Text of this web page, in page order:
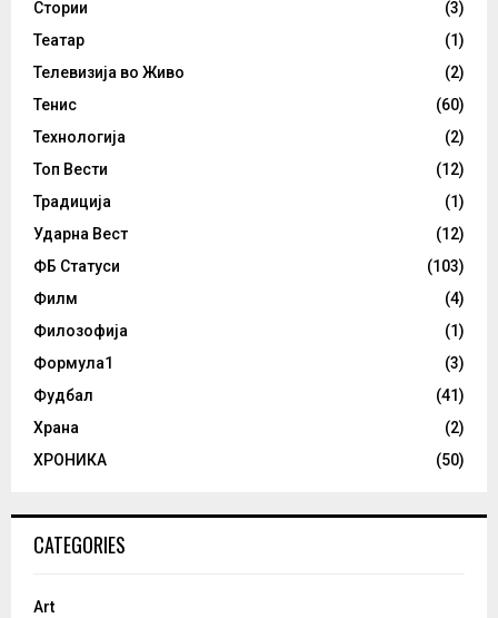
Стории
(3)
Театар
(1)
Телевизија во Живо
(2)
Тенис
(60)
Технологија
(2)
Топ Вести
(12)
Традиција
(1)
Ударна Вест
(12)
ФБ Статуси
(103)
Филм
(4)
Филозофија
(1)
Формула1
(3)
Фудбал
(41)
Храна
(2)
ХРОНИКА
(50)
CATEGORIES
Art